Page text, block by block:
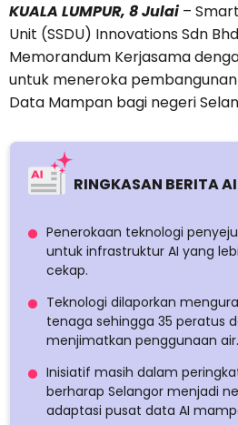
KUALA LUMPUR, 8 Julai–
Unit (SSDU) Innovations Sdn
Memorandum Kerjasama
untuk meneroka pembangunan
Data Mampan bagi negeri
RINGKASAN BERITA AI
Penerokaan teknologi
untuk infrastruktur AI yang
cekap.
Teknologi dilaporkan
tenaga sehingga 35 peratus
menjimatkan penggunaan air.
Inisiatif masih dalam
berharap Selangor menjadi
adaptasi pusat data AI